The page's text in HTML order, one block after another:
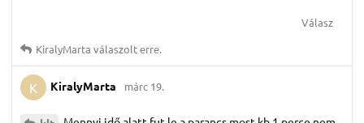
Válasz
KiralyMarta válaszolt erre.
K KiralyMarta márc 19.